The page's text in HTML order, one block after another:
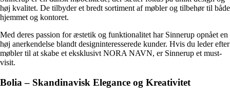
høj kvalitet. De tilbyder et bredt sortiment af møbler og tilbehør til både
hjemmet og kontoret.
Med deres passion for æstetik og funktionalitet har Sinnerup opnået en
høj anerkendelse blandt designinteresserede kunder. Hvis du leder efter
møbler til at skabe et eksklusivt NORA NAVN, er Sinnerup et must-
visit.
Bolia – Skandinavisk Elegance og Kreativitet